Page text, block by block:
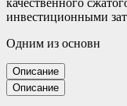
инвестиционными
Одним из основн
Описание
Описание